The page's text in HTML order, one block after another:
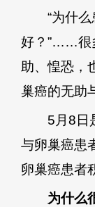
“为什么患
好？”……很
助、惶恐，
巢癌的无助
5月8日是
与卵巢癌患
卵巢癌患者
为什么